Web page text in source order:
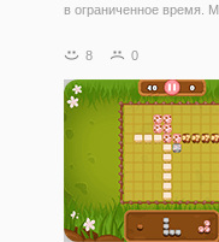
в ограниченное время.
Нажмите на группу из
чтобы удалить их.
8 0